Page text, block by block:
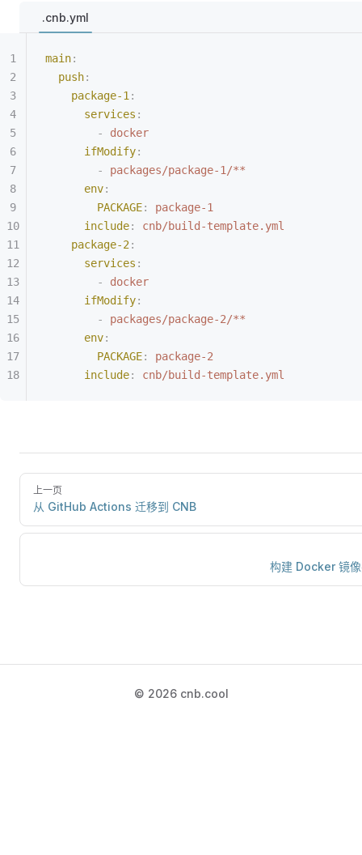
.cnb.yml
main:
  push
:
    package-1
:
      services
:
        -
docker
      ifModify
:
        -
packages/package-1/**
      env
:
        PACKAGE
:
package-1
      include
:
cnb/build-template.yml
    package-2
:
      services
:
        -
docker
      ifModify
:
        -
packages/package-2/**
      env
:
        PACKAGE
:
package-2
      include
: cnb/build-template.yml
上一页
从 GitHub Actions 迁移到 CNB
构建 Docker 镜
© 2026 cnb.cool